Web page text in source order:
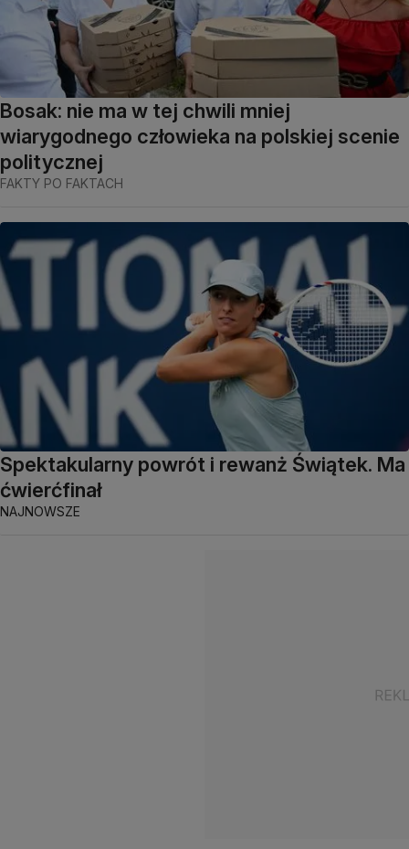
Bosak: nie ma w tej chwili mniej
wiarygodnego człowieka na polskiej scenie
politycznej
FAKTY PO FAKTACH
Spektakularny powrót i rewanż Świątek. Ma
ćwierćfinał
NAJNOWSZE